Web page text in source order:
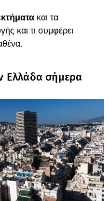
και τα
και τι συμφέρει
Ελλάδα σήμερα